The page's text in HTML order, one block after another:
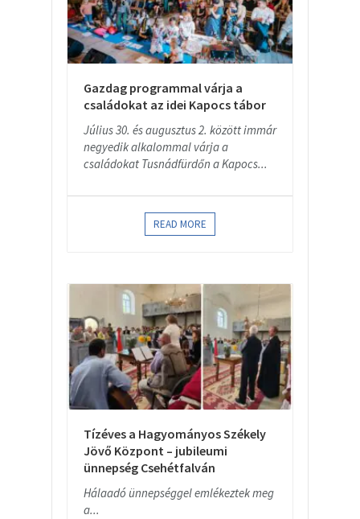
Gazdag programmal várja a
családokat az idei Kapocs tábor
Július 30. és augusztus 2. között immár
negyedik alkalommal várja a
családokat Tusnádfürdőn a Kapocs...
READ MORE
Tízéves a Hagyományos Székely
Jövő Központ – jubileumi
ünnepség Csehétfalván
Hálaadó ünnepséggel emlékeztek meg
a...